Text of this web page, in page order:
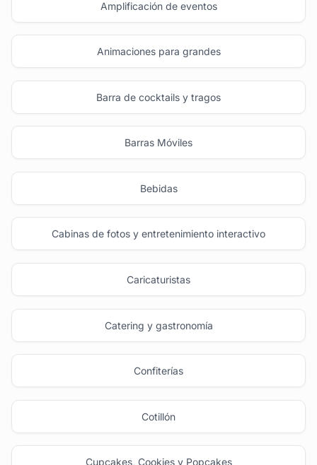
Amplificación de eventos
Animaciones para grandes
Barra de cocktails y tragos
Barras Móviles
Bebidas
Cabinas de fotos y entretenimiento interactivo
Caricaturistas
Catering y gastronomía
Confiterías
Cotillón
Cupcakes, Cookies y Popcakes